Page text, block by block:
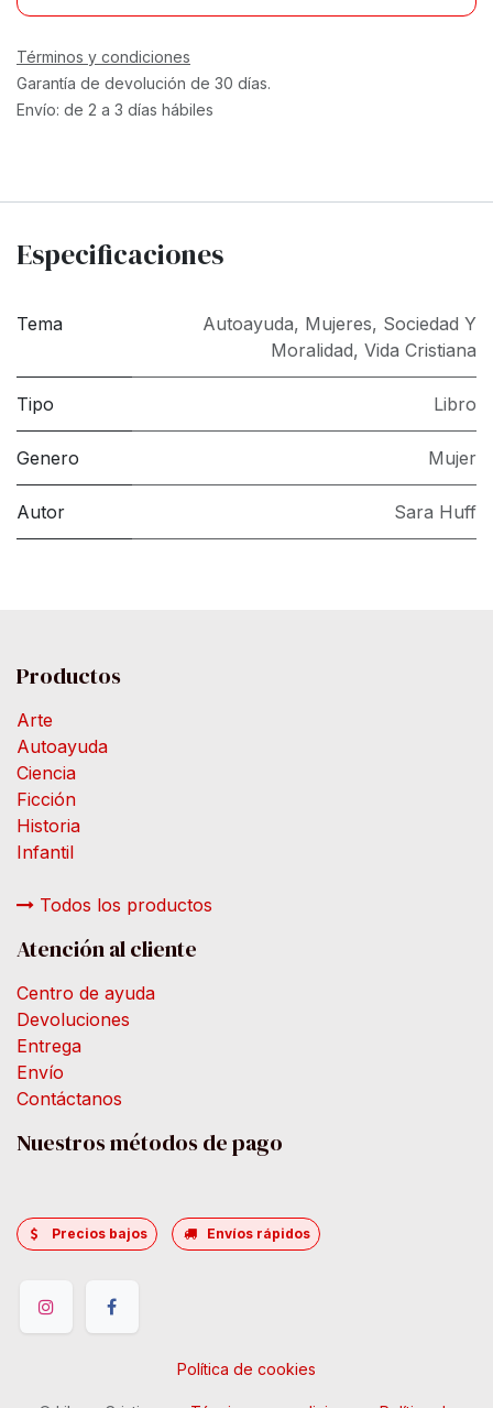
Términos y condiciones
Garantía de devolución de 30 días.
Envío: de 2 a 3 días hábiles
Especificaciones
Tema Autoayuda, Mujeres, Sociedad Y
Moralidad, Vida Cristiana
Tipo Libro
Genero Mujer
Autor Sara Huff
Productos
Arte
Autoayuda
Ciencia
Ficción
Historia
Infantil
Todos los productos
Atención al cliente
Centro de ayuda
Devoluciones
Entrega
Envío
Contáctanos
Nuestros métodos de pago
Precios bajos Envíos rápidos
Política de cookies